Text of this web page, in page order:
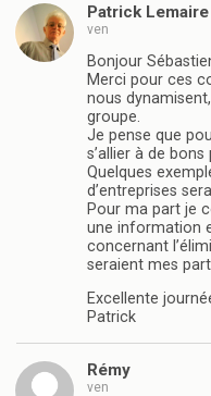
Patrick Lemaire
ven
Bonjour
Merci pour ces
nous
groupe.
Je pense que
s’allier à de bons
Quelques
d’entreprises
Pour ma part je
une information
concernant
seraient mes
Excellente
Patrick
Rémy
ven